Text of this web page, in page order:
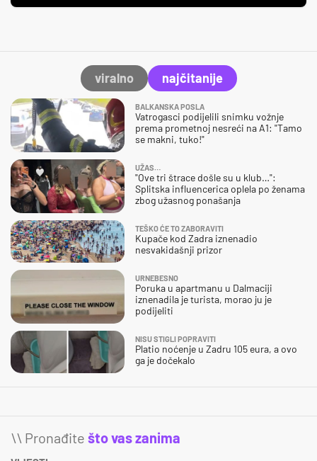
viralno najčitanije
BALKANSKA POSLA
Vatrogasci podijelili snimku vožnje
prema prometnoj nesreći na A1: "Tamo
se makni, tuko!"
UŽAS…
"Ove tri štrace došle su u klub…":
Splitska influencerica oplela po ženama
zbog užasnog ponašanja
TEŠKO ĆE TO ZABORAVITI
Kupače kod Zadra iznenadio
nesvakidašnji prizor
URNEBESNO
Poruka u apartmanu u Dalmaciji
iznenadila je turista, morao ju je
podijeliti
NISU STIGLI POPRAVITI
Platio noćenje u Zadru 105 eura, a ovo
ga je dočekalo
\\ Pronađite što vas zanima